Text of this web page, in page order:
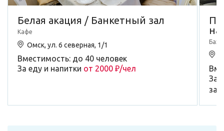
Белая акация / Банкетный зал
Кафе
Омск, ул. 6 северная, 1/1
Вместимость: до 40 человек
За еду и напитки от 2000 ₽/чел
на
За